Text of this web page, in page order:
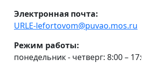
Электронная почта:
URLE-lefortovom@puvao.mos.ru
Режим работы:
понедельник - четверг: 8:00 –